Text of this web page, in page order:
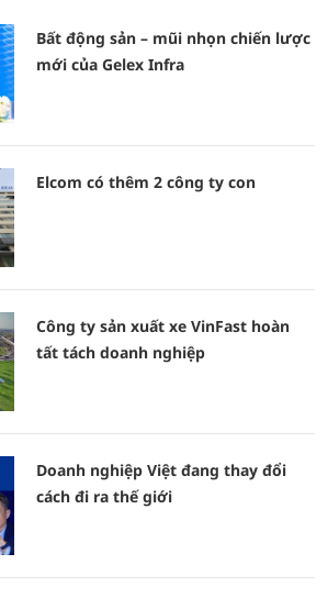
Bất động sản – mũi nhọn chiến lược
mới của Gelex Infra
Elcom có thêm 2 công ty con
Công ty sản xuất xe VinFast hoàn
tất tách doanh nghiệp
Doanh nghiệp Việt đang thay đổi
cách đi ra thế giới